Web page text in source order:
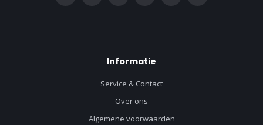
Informatie
Service & Contact
Over ons
Algemene voorwaarden